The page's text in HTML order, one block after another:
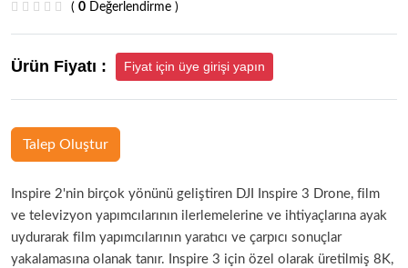
( 0 Değerlendirme )
Ürün Fiyatı : Fiyat için üye girişi yapın
Talep Oluştur
Inspire 2'nin birçok yönünü geliştiren DJI Inspire 3 Drone, film
ve televizyon yapımcılarının ilerlemelerine ve ihtiyaçlarına ayak
uydurarak film yapımcılarının yaratıcı ve çarpıcı sonuçlar
yakalamasına olanak tanır. Inspire 3 için özel olarak üretilmiş 8K,